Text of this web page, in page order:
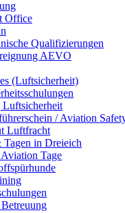
Office
Qualifizierungen
AEVO
(Luftsicherheit)
Luftsicherheit
/ Aviation
Luftfracht
in Dreieich
Tage